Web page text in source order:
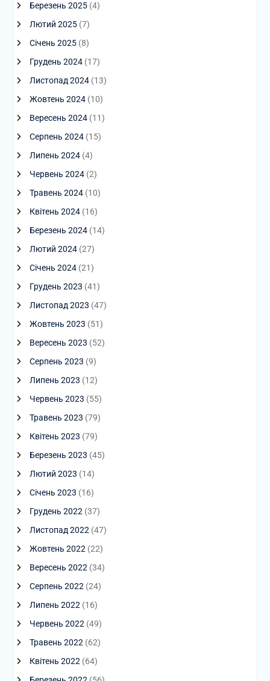
Березень 2025(4)
Лютий 2025(7)
Січень 2025(8)
Грудень 2024(17)
Листопад 2024(13)
Жовтень 2024(10)
Вересень 2024(11)
Серпень 2024(15)
Липень 2024(4)
Червень 2024(2)
Травень 2024(10)
Квітень 2024(16)
Березень 2024(14)
Лютий 2024(27)
Січень 2024(21)
Грудень 2023 (41)
Листопад 2023 (47)
Жовтень 2023 (51)
Вересень 2023 (52)
Серпень 2023 (9)
Липень 2023 (12)
Червень 2023 (55)
Травень 2023 (79)
Квітень 2023 (79)
Березень 2023 (45)
Лютий 2023 (14)
Січень 2023 (16)
Грудень 2022(37)
Листопад 2022(47)
Жовтень 2022(22)
Вересень 2022(34)
Серпень 2022(24)
Липень 2022(16)
Червень 2022(49)
Травень 2022(62)
Квітень 2022(64)